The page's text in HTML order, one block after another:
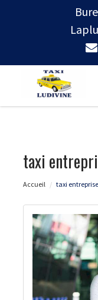
taxi
Accueil taxi